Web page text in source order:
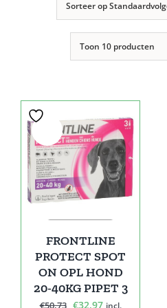
Sorteer op
Toon 10 producten
FRONTLINE
PROTECT SPOT
ON OPL HOND
20-40KG PIPET 3
€50,73 Oorspronkelijke
€32,97Huidige
incl.